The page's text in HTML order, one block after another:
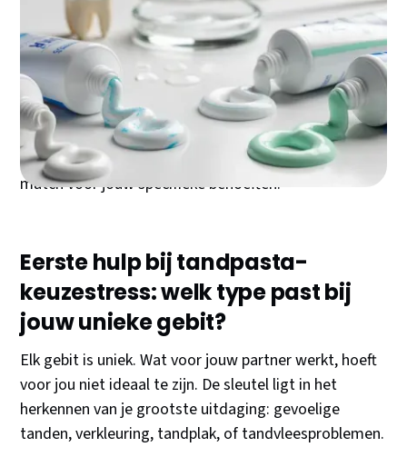
Je gebit verdient de beste verzorging. Met tientallen
tandpasta's in de schappen lijkt de keuze
overweldigend, maar het hoeft niet ingewikkeld te
zijn. De juiste tandpasta maakt het verschil tussen
een gezonde mond en tandartskartjes. Of je nu witere
tanden wilt, last hebt van gevoeligheid, of
tandvleesproblemen aanpakt: er is een perfecte
match voor jouw specifieke behoeften.
Eerste hulp bij tandpasta-
keuzestress: welk type past bij
jouw unieke gebit?
Elk gebit is uniek. Wat voor jouw partner werkt, hoeft
voor jou niet ideaal te zijn. De sleutel ligt in het
herkennen van je grootste uitdaging: gevoelige
tanden, verkleuring, tandplak, of tandvleesproblemen.